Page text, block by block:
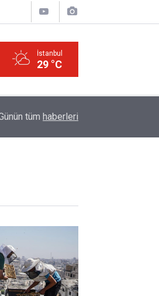
İstanbul
29 °C
kendine oku kendine, başkasına
tüm haberleri